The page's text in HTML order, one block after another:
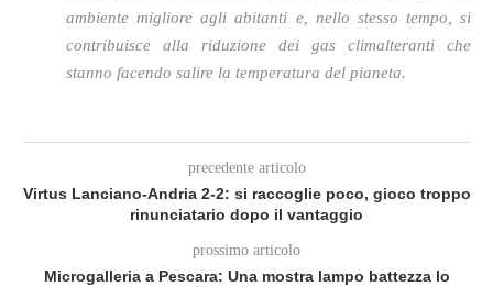
ambiente migliore agli abitanti e, nello stesso tempo, si
contribuisce alla riduzione dei gas climalteranti che
stanno facendo salire la temperatura del pianeta.
precedente articolo
Virtus Lanciano-Andria 2-2: si raccoglie poco, gioco troppo
rinunciatario dopo il vantaggio
prossimo articolo
Microgalleria a Pescara: Una mostra lampo battezza lo